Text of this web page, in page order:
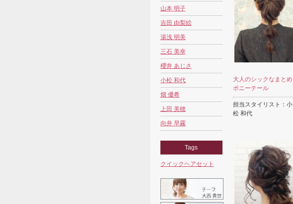
大人のシックなまとめ
ポニーテール
担当スタイリスト：小
松 和代
山本 明子
吉田 由梨絵
湯浅 明美
三石 美幸
櫻井 あじさ
小松 和代
畑 優希
上田 美穂
向井 早霧
Tags
クイックヘアセット